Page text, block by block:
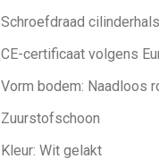
Schroefdraad
CE-certificaat volgens
Vorm bodem: Naadloos
Zuurstofschoon
Kleur: Wit gelakt